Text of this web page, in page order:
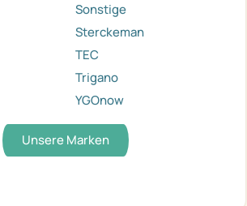
Sonstige
Sterckeman
TEC
Trigano
YGOnow
Unsere Marken